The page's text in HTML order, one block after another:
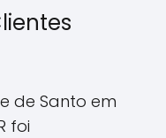
de Santo em
foi